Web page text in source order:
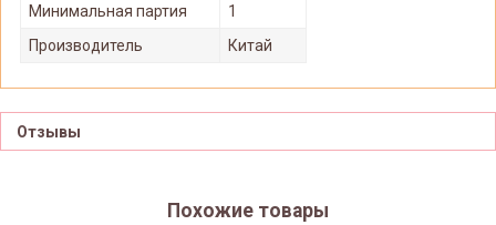
Минимальная партия
1
Производитель
Китай
Отзывы
Похожие товары